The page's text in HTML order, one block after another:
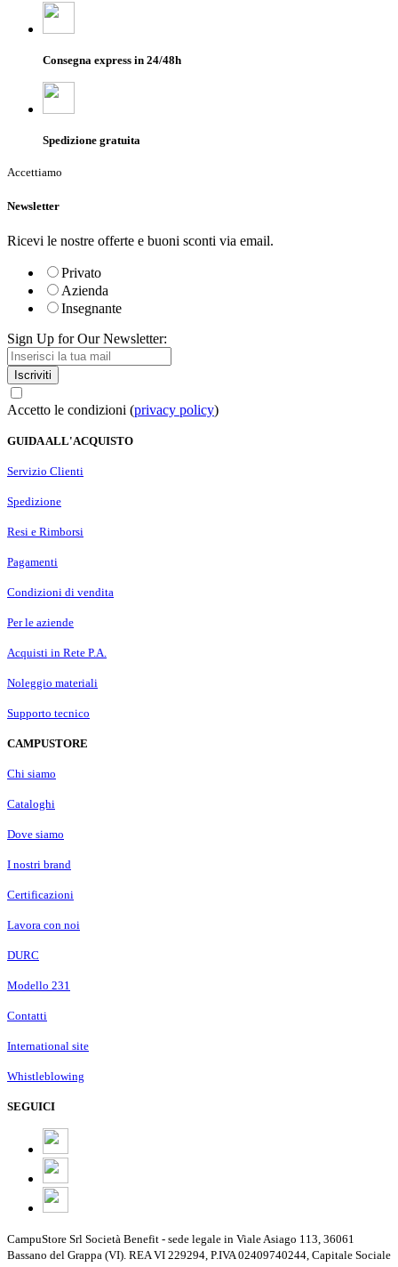
Consegna express in 24/48h
Spedizione gratuita
Accettiamo
Newsletter
Ricevi le nostre offerte e buoni sconti via email.
Privato
Azienda
Insegnante
Sign Up for Our Newsletter:
Iscriviti
Accetto le condizioni (privacy policy)
GUIDA ALL'ACQUISTO
Servizio Clienti
Spedizione
Resi e Rimborsi
Pagamenti
Condizioni di vendita
Per le aziende
Acquisti in Rete P.A.
Noleggio materiali
Supporto tecnico
CAMPUSTORE
Chi siamo
Cataloghi
Dove siamo
I nostri brand
Certificazioni
Lavora con noi
DURC
Modello 231
Contatti
International site
Whistleblowing
SEGUICI
CampuStore Srl Società Benefit - sede legale in Viale Asiago 113, 36061
Bassano del Grappa (VI). REA VI 229294, P.IVA 02409740244, Capitale Sociale